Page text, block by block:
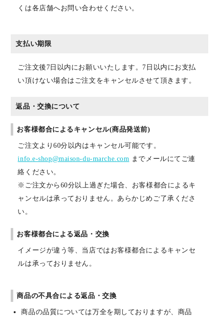
くは各店舗へお問い合わせください。
支払い期限
ご注文後7日以内にお願いいたします。7日以内にお支払
い頂けない場合はご注文をキャンセルさせて頂きます。
返品・交換について
お客様都合によるキャンセル(商品発送前)
ご注文より60分以内はキャンセル可能です。
info.e-shop@maison-du-marche.com までメールにてご連
絡ください。
※ご注文から60分以上過ぎた場合、お客様都合によるキ
ャンセルは承っておりません。あらかじめご了承くださ
い。
お客様都合による返品・交換
イメージが違う等、当店ではお客様都合によるキャンセ
ルは承っておりません。
商品の不具合による返品・交換
商品の品質については万全を期しておりますが、商品